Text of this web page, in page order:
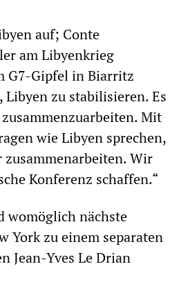
auf; Conte
am Libyenkrieg
G7-Gipfel in Biarritz
zu stabilisieren. Es
Mit
wie Libyen sprechen,
zusammenarbeiten. Wir
Konferenz schaffen.“
womöglich nächste
York zu einem separaten
Jean-Yves Le Drian